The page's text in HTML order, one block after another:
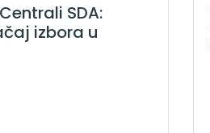
SDA:
izbora u